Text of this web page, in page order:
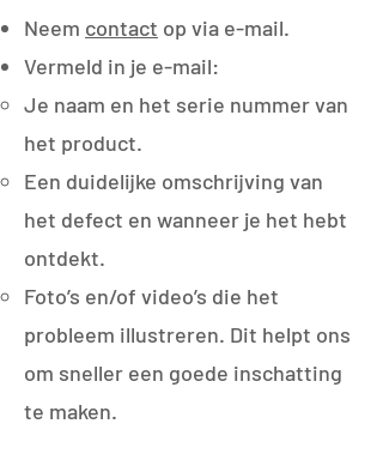
Neem contact op via e-mail.
Vermeld in je e-mail:
Je naam en het serie nummer van
het product.
Een duidelijke omschrijving van
het defect en wanneer je het hebt
ontdekt.
Foto’s en/of video’s die het
probleem illustreren. Dit helpt ons
om sneller een goede inschatting
te maken.